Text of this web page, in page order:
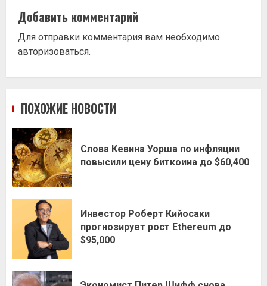
Добавить комментарий
Для отправки комментария вам необходимо
авторизоваться.
ПОХОЖИЕ НОВОСТИ
Слова Кевина Уорша по инфляции
повысили цену биткоина до $60,400
Инвестор Роберт Кийосаки
прогнозирует рост Ethereum до
$95,000